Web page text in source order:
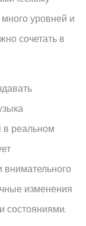
уровней и
сочетать в
в реальном
изменения
состояниями.